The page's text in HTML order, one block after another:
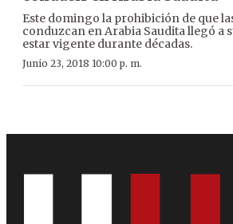
Este domingo la prohibición de que
conduzcan en Arabia Saudita llegó a
estar vigente durante décadas.
Junio 23, 2018 10:00 p. m.